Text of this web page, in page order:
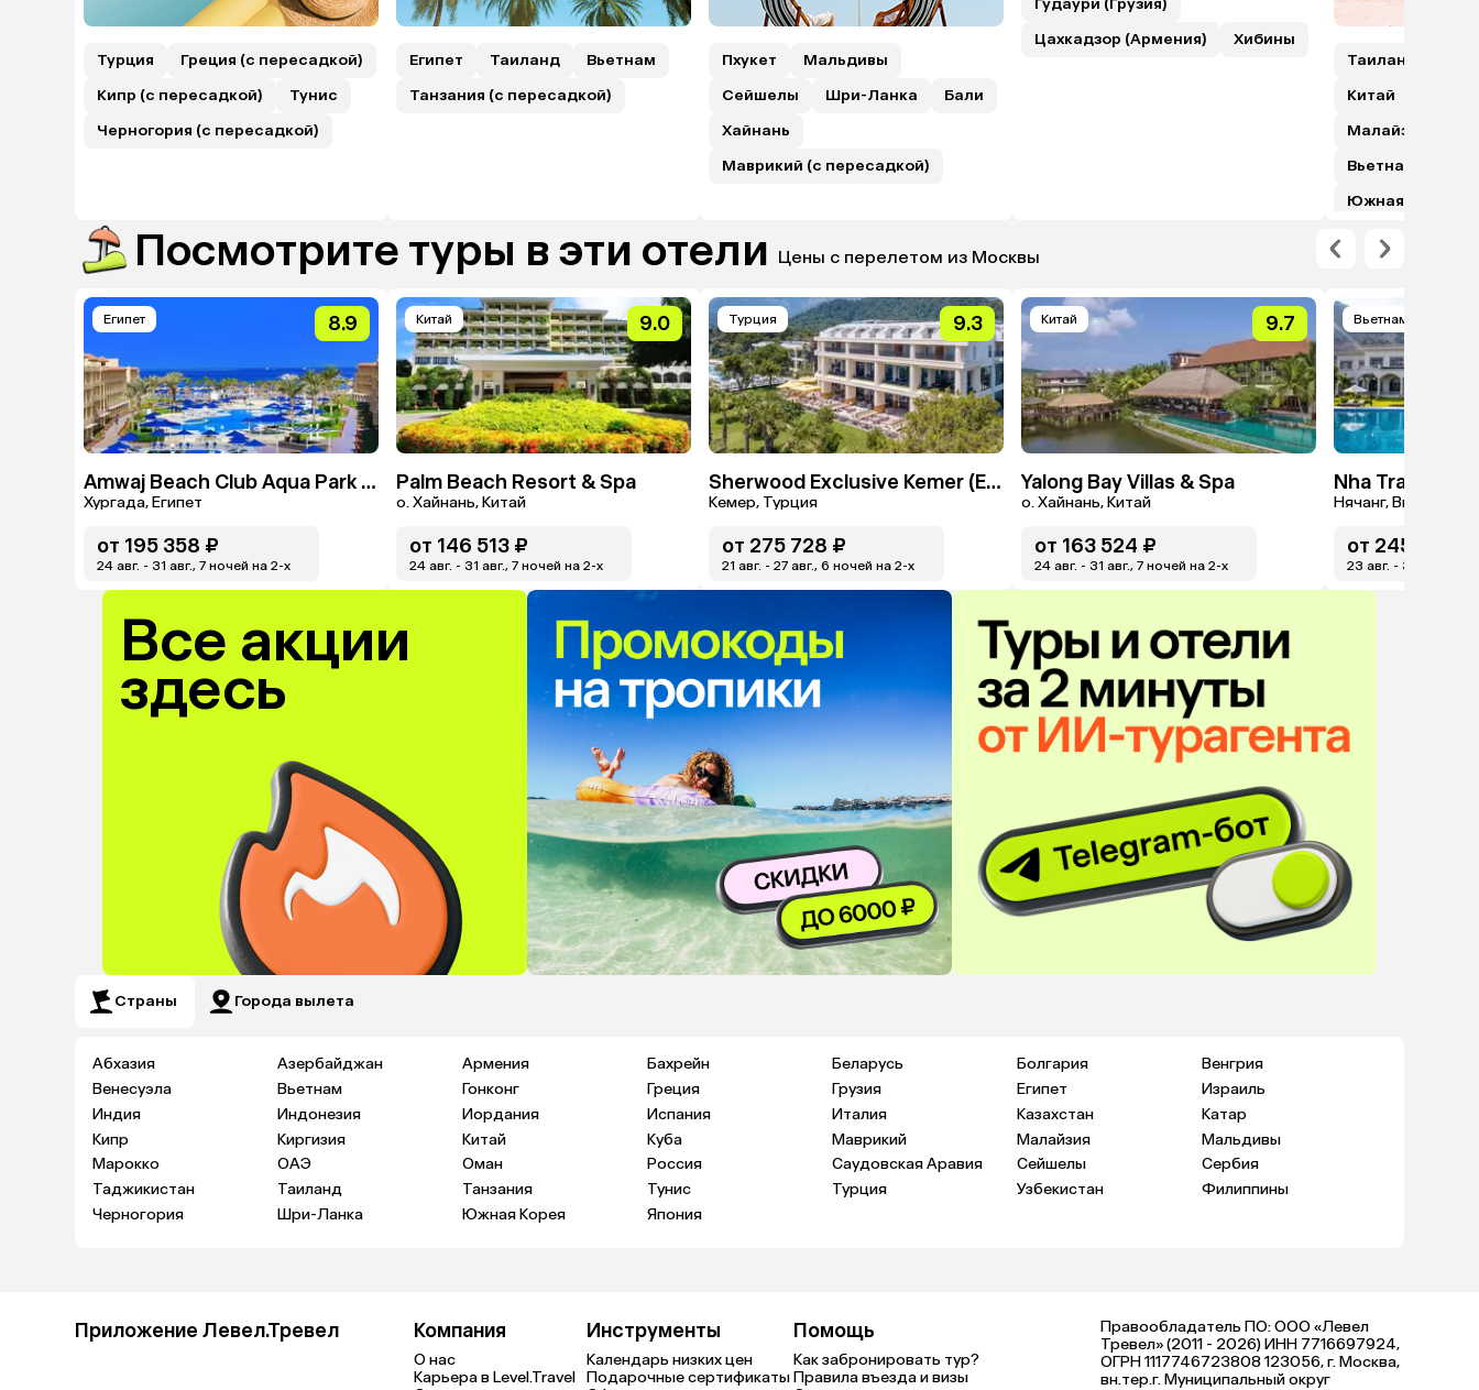
Турция
Греция (с пересадкой)
Кипр (с пересадкой)
Тунис
Черногория (с пересадкой)
Египет Таиланд
Вьетнам
Танзания (с пересадкой)
Пхукет
Мальдивы
Сейшелы
Шри-Ланка
Бали
Хайнань
Маврикий (с пересадкой)
Гудаури (Грузия)
Цахкадзор (Армения)
Хибины
Таиланд
Китай
Малайзия (с
Вьетнам
Южная Корея
Посмотрите туры в эти отели Цены с перелетом из Москвы
Египет 8.9
Amwaj Beach Club Aqua Park & Spa
Хургада, Египет
от 195 358 ₽
24 авг. - 31 авг., 7 ночей на 2-x
Китай 9.0
Palm Beach Resort & Spa
о. Хайнань, Китай
от 146 513 ₽
24 авг. - 31 авг., 7 ночей на 2-x
Турция 9.3
Sherwood Exclusive Kemer (Ex. Sherwood Club Kemer)
Кемер, Турция
от 275 728 ₽
21 авг. - 27 авг., 6 ночей на 2-x
Китай 9.7
Yalong Bay Villas & Spa
о. Хайнань, Китай
от 163 524 ₽
24 авг. - 31 авг., 7 ночей на 2-x
Вьетнам
Нячанг, Вьетнам
от 245 295 ₽
23 авг. - 30 авг., 7
Все акции
здесь
Страны Города вылета
Абхазия Азербайджан Армения Бахрейн Беларусь Болгария
Венгрия
Венесуэла
Вьетнам Гонконг Греция Грузия Египет
Израиль
Индия
Индонезия Иордания Испания Италия Казахстан
Катар
Кипр
Киргизия Китай Куба Маврикий Малайзия
Мальдивы
Марокко
ОАЭ Оман Россия Саудовская Аравия Сейшелы
Сербия
Таджикистан
Таиланд Танзания Тунис Турция Узбекистан
Филиппины
Черногория
Шри-Ланка Южная Корея Япония
Приложение Левел.Тревел Компания
О нас
Карьера в Level.Travel
Инструменты
Календарь низких цен
Подарочные сертификаты
Помощь
Как забронировать тур?
Правила въезда и визы
Правообладатель ПО: ООО «Левел
Тревел» (2011 - 2026) ИНН 7716697924,
ОГРН 1117746723808 123056, г. Москва,
вн.тер.г. Муниципальный округ